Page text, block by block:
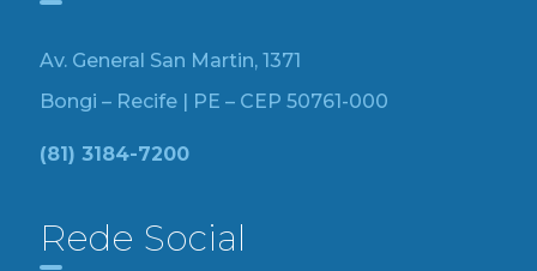
Av. General San Martin, 1371
Bongi – Recife | PE – CEP 50761-000
(81) 3184-7200
Rede Social